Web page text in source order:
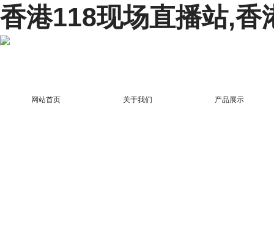
香港118现场直播站,香
网站首页 关于我们 产品展示